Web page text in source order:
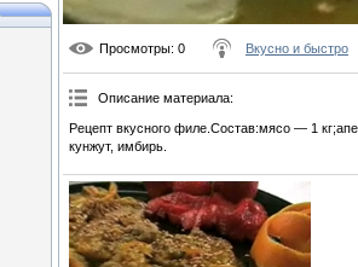
Просмотры: 0 Вкусно и быстро
Описание материала:
Рецепт вкусного филе.Состав:мясо — 1
кунжут, имбирь.